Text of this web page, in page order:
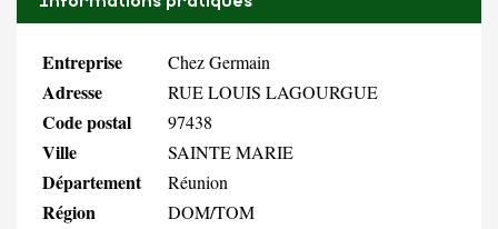
Entreprise Chez Germain
Adresse RUE LOUIS LAGOURGUE
Code postal 97438
Ville SAINTE MARIE
Département Réunion
Région DOM/TOM